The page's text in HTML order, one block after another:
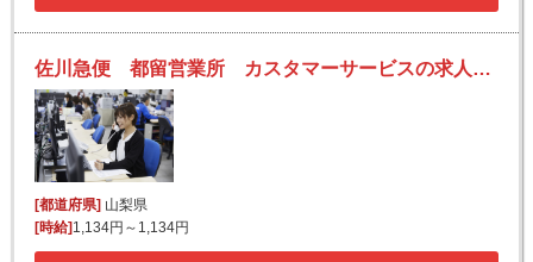
佐川急便 都留営業所 カスタマーサービスの求人！未経験歓迎！先輩たちがサポートします♪
[都道府県]山梨県
[時給]1,134円～1,134円